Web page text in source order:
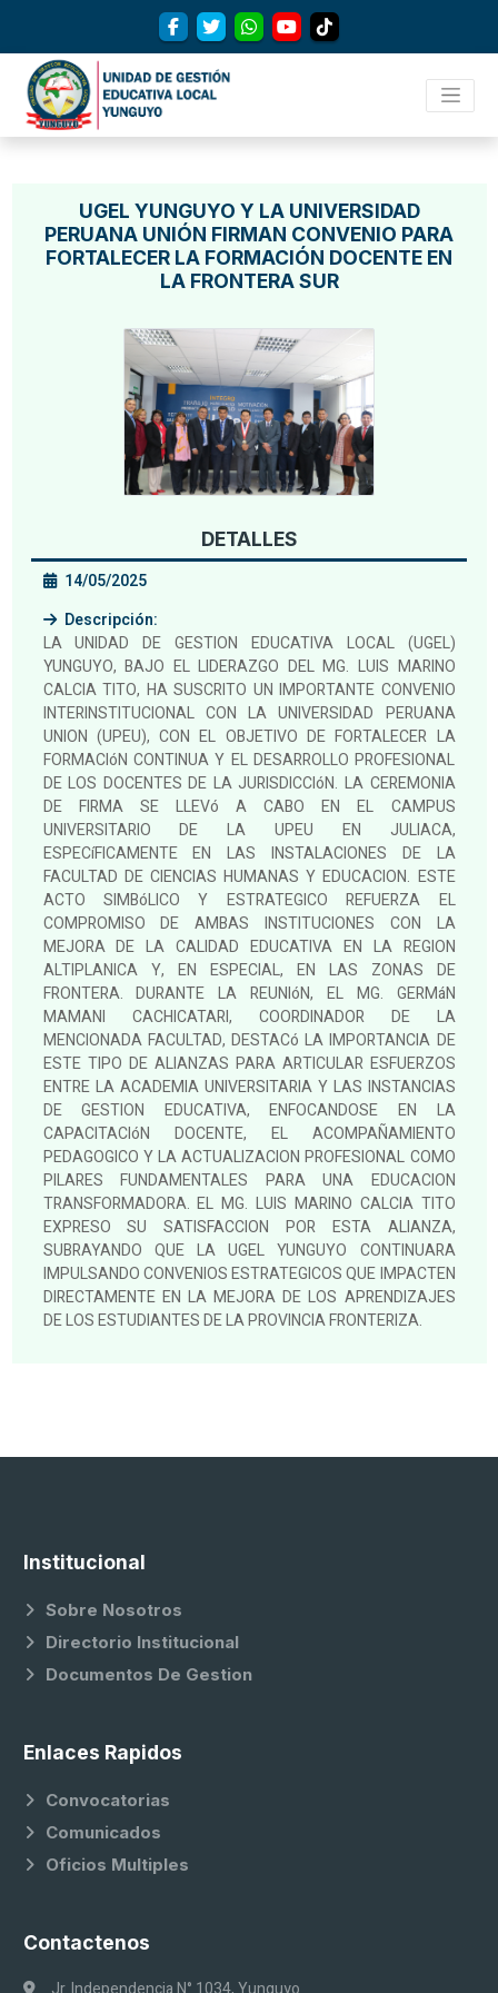
UGEL YUNGUYO Y LA UNIVERSIDAD
PERUANA UNIÓN FIRMAN CONVENIO PARA
FORTALECER LA FORMACIÓN DOCENTE EN
LA FRONTERA SUR
DETALLES
14/05/2025
Descripción:
LA UNIDAD DE GESTION EDUCATIVA LOCAL (UGEL)
YUNGUYO, BAJO EL LIDERAZGO DEL MG. LUIS MARINO
CALCIA TITO, HA SUSCRITO UN IMPORTANTE CONVENIO
INTERINSTITUCIONAL CON LA UNIVERSIDAD PERUANA
UNION (UPEU), CON EL OBJETIVO DE FORTALECER LA
FORMACIóN CONTINUA Y EL DESARROLLO PROFESIONAL
DE LOS DOCENTES DE LA JURISDICCIóN. LA CEREMONIA
DE FIRMA SE LLEVó A CABO EN EL CAMPUS
UNIVERSITARIO DE LA UPEU EN JULIACA,
ESPECíFICAMENTE EN LAS INSTALACIONES DE LA
FACULTAD DE CIENCIAS HUMANAS Y EDUCACION. ESTE
ACTO SIMBóLICO Y ESTRATEGICO REFUERZA EL
COMPROMISO DE AMBAS INSTITUCIONES CON LA
MEJORA DE LA CALIDAD EDUCATIVA EN LA REGION
ALTIPLANICA Y, EN ESPECIAL, EN LAS ZONAS DE
FRONTERA. DURANTE LA REUNIóN, EL MG. GERMáN
MAMANI CACHICATARI, COORDINADOR DE LA
MENCIONADA FACULTAD, DESTACó LA IMPORTANCIA DE
ESTE TIPO DE ALIANZAS PARA ARTICULAR ESFUERZOS
ENTRE LA ACADEMIA UNIVERSITARIA Y LAS INSTANCIAS
DE GESTION EDUCATIVA, ENFOCANDOSE EN LA
CAPACITACIóN DOCENTE, EL ACOMPAÑAMIENTO
PEDAGOGICO Y LA ACTUALIZACION PROFESIONAL COMO
PILARES FUNDAMENTALES PARA UNA EDUCACION
TRANSFORMADORA. EL MG. LUIS MARINO CALCIA TITO
EXPRESO SU SATISFACCION POR ESTA ALIANZA,
SUBRAYANDO QUE LA UGEL YUNGUYO CONTINUARA
IMPULSANDO CONVENIOS ESTRATEGICOS QUE IMPACTEN
DIRECTAMENTE EN LA MEJORA DE LOS APRENDIZAJES
DE LOS ESTUDIANTES DE LA PROVINCIA FRONTERIZA.
Institucional
Sobre Nosotros
Directorio Institucional
Documentos De Gestion
Enlaces Rapidos
Convocatorias
Comunicados
Oficios Multiples
Contactenos